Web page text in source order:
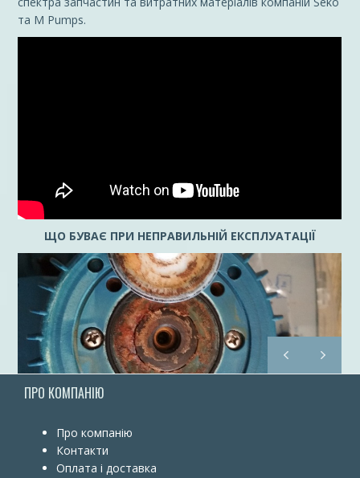
та M Pumps.
ЩО БУВАЄ ПРИ НЕПРАВИЛЬНІЙ ЕКСПЛУАТАЦІЇ
ПРО КОМПАНІЮ
Про компанію
Контакти
Оплата і доставка